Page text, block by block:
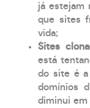
já estejam
que sites
vida;
Sites
está
do site é a
domínios
diminui em